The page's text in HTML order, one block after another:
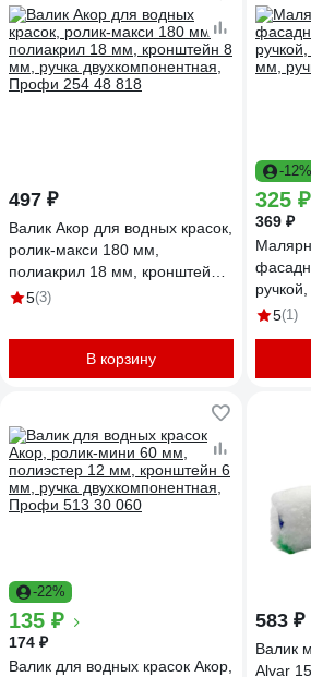
497 ₽
Валик Акор для водных красок,
ролик-макси 180 мм,
полиакрил 18 мм, кронштейн 8
мм, ручка двухкомпонентная,
5(3)
В корзину
-12%
325 ₽
369 ₽
мм,5(1)
-22%
135 ₽
174 ₽
Валик для водных красок Акор,
583 ₽
Валик
Alvar